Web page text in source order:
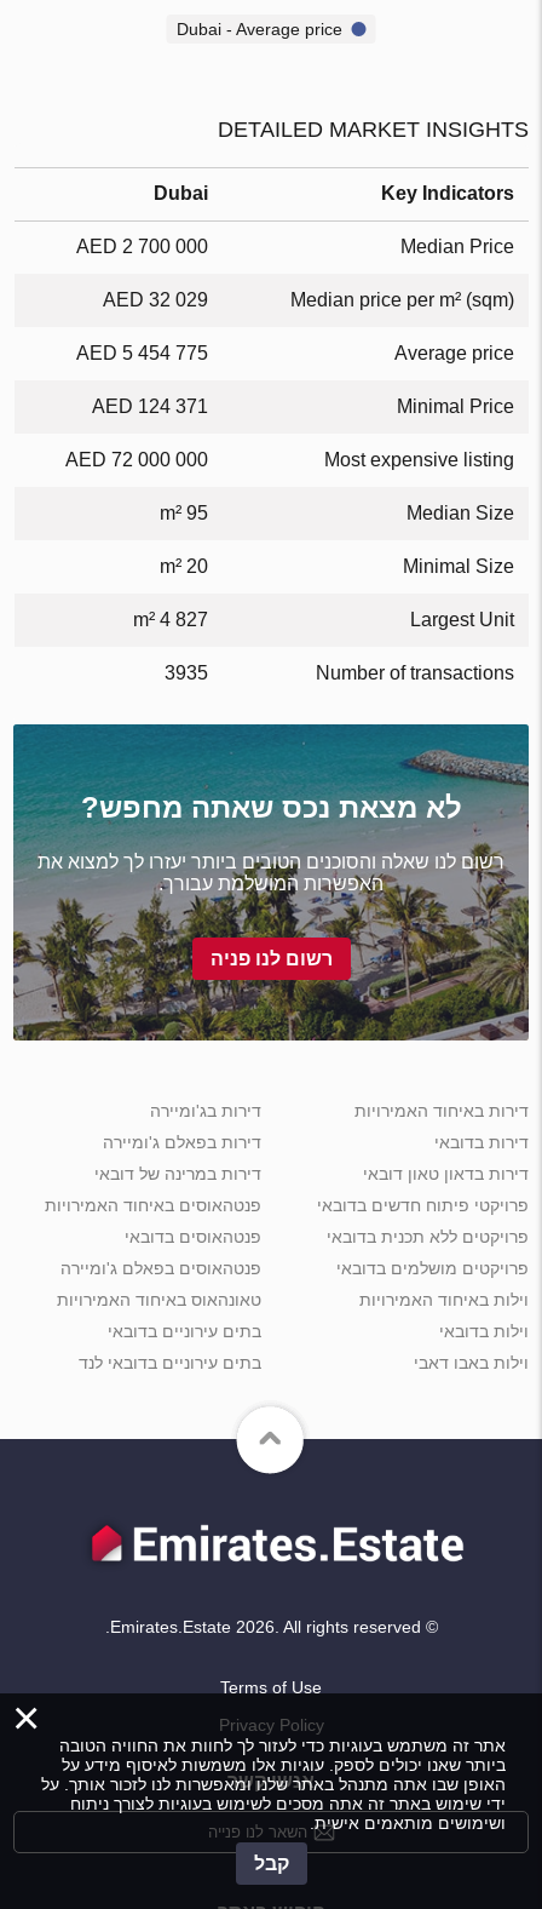
Dubai - Average price
DETAILED MARKET INSIGHTS
Key Indicators
Dubai
Median Price
2 700 000 AED
Median price per m² (sqm)
32 029 AED
Average price
5 454 775 AED
Minimal Price
124 371 AED
Most expensive listing
72 000 000 AED
Median Size
95 m²
Minimal Size
20 m²
Largest Unit
4 827 m²
Number of transactions
3935
לא מצאת נכס שאתה מחפש?
רשום לנו שאלה והסוכנים הטובים ביותר יעזרו לך למצוא את
האפשרות המושלמת עבורך.
רשום לנו פניה
דירות באיחוד האמירויות
דירות בדובאי
דירות בדאון טאון דובאי
דירות בג'ומיירה
דירות בפאלם ג'ומיירה
דירות במרינה של דובאי
פרויקטי פיתוח חדשים בדובאי
פרויקטים ללא תכנית בדובאי
פרויקטים מושלמים בדובאי
פנטהאוסים באיחוד האמירויות
פנטהאוסים בדובאי
פנטהאוסים בפאלם ג'ומיירה
וילות באיחוד האמירויות
וילות בדובאי
וילות באבו דאבי
טאונהאוס באיחוד האמירויות
בתים עירוניים בדובאי
בתים עירוניים בדובאי לנד
© Emirates.Estate 2026. All rights reserved.
Terms of Use
Privacy Policy
אנשי קשר
השאר לנו פנייה
×
אתר זה משתמש בעוגיות כדי לעזור לך לחוות את החוויה הטובה
ביותר שאנו יכולים לספק. עוגיות אלו משמשות לאיסוף מידע על
האופן שבו אתה מתנהל באתר שלנו ומאפשרות לנו לזכור אותך. על
ידי שימוש באתר זה אתה מסכים לשימוש בעוגיות לצורך ניתוח
ושימושים מותאמים אישית.
קבל